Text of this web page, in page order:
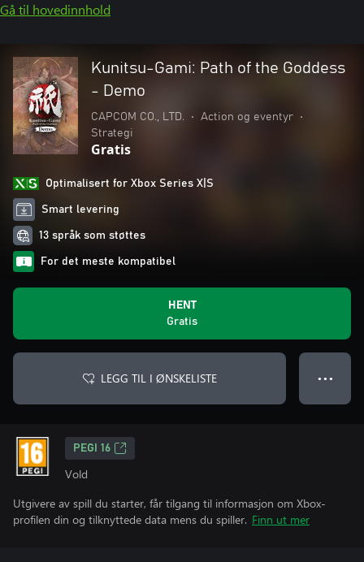
Gå til hovedinnhold
Kunitsu-Gami: Path of the Goddess
- Demo
CAPCOM CO., LTD. • Action og eventyr
•
Strategi
Gratis
Optimalisert for Xbox Series X|S
Smart levering
13 språk som støttes
For det meste kompatibel
HENT
Gratis
LEGG TIL I ØNSKELISTE ● ● ●
PEGI 16
Vold
Utgivere av spill du starter, får tilgang til informasjon om Xbox-
profilen din og tilknyttede data mens du spiller. Finn ut mer